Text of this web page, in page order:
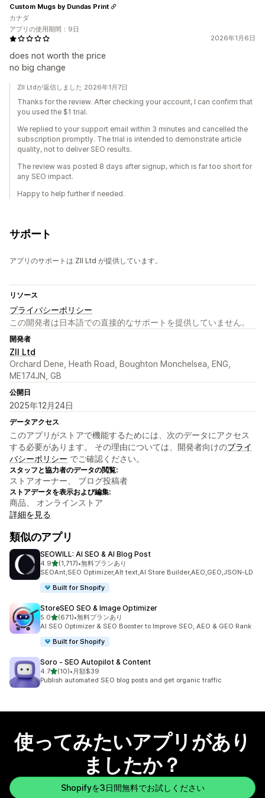
2026年1月6日
does not worth the price
no big change
Custom Mugs by Dundas Print
カナダ
アプリの使用期間：9日
ZII Ltdが返信しました 2026年1月7日
Thanks for the review. After checking your account, I can confirm that
you used the $1 trial.
We replied to your support email within 3 minutes and cancelled the
subscription promptly. The trial is intended to demonstrate article
quality, not to deliver SEO results.
The review was posted 8 days after signup, which is far too short for
any SEO impact.
Happy to help further if needed.
サポート
アプリのサポートは ZII Ltd が提供しています。
リソース
プライバシーポリシー
この開発者は日本語での直接的なサポートを提供していません。
開発者
ZII Ltd
Orchard Dene, Heath Road, Boughton Monchelsea, ENG,
ME174JN, GB
公開日
2025年12月24日
データアクセス
このアプリがストアで機能するためには、次のデータにアクセス
する必要があります。 その理由については、開発者向けのプライ
バシーポリシー でご確認ください。
スタッフと協力者のデータの閲覧:
ストアオーナー、 ブログ投稿者
ストアデータを表示および編集:
商品、 オンラインストア
詳細を見る
類似のアプリ
SEOWILL: AI SEO & AI Blog Post
4.95つ星中
(1,717)
合計レビュー数：1717件
•無料プランあり
SEOAnt,SEO Optimizer,Alt text,AI Store Builder,AEO,GEO,JSON-LD
Built for Shopify
StoreSEO SEO & Image Optimizer
5.05つ星中
(671)
合計レビュー数：671件
•無料プランあり
AI SEO Optimizer & SEO Booster to Improve SEO, AEO & GEO Rank
Built for Shopify
Soro ‑ SEO Autopilot & Content
4.75つ星中
(10)
合計レビュー数：10件
• 月額$39
Publish automated SEO blog posts and get organic traffic
使ってみたいアプリがあり
ましたか？
Shopifyを3日間無料でお試しください